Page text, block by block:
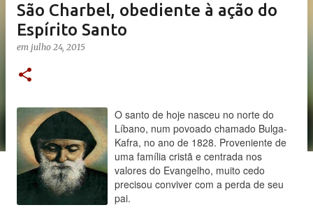
São Charbel, obediente à ação do
Espírito Santo
em julho 24, 2015
O santo de hoje nasceu no norte do
Líbano, num povoado chamado Bulga-
Kafra, no ano de 1828. Proveniente de
uma família cristã e centrada nos
valores do Evangelho, muito cedo
precisou conviver com a perda de seu
pai.